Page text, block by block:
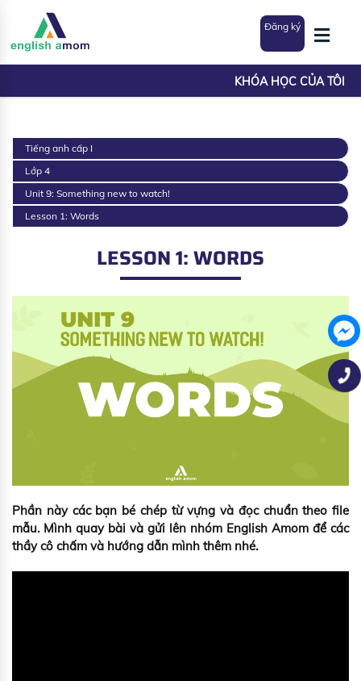
Đăng ký
KHÓA HỌC CỦA TÔI
Tiếng anh cấp I
Lớp 4
Unit 9: Something new to watch!
Lesson 1: Words
LESSON 1: WORDS
Phần này các bạn bé chép từ vựng và đọc chuẩn theo file
mẫu. Mình quay bài và gửi lên nhóm English Amom để các
thầy cô chấm và hướng dẫn mình thêm nhé.